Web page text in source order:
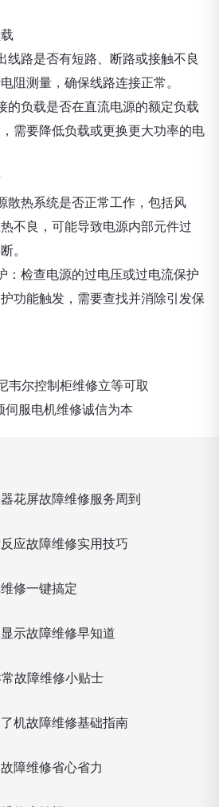
线路是否有短路、断路或接触不良
阻测量，确保线路连接正常。
的负载是否在直流电源的额定负载
需要降低负载或更换更大功率的电
散热系统是否正常工作，包括风
不良，可能导致电源内部元件过
。
：检查电源的过电压或过电流保护
功能触发，需要查找并消除引发保
韦尔控制柜维修立等可取
服电机维修诚信为本
花屏故障维修服务周到
应故障维修实用技巧
修一键搞定
示故障维修早知道
故障维修小贴士
机故障维修基础指南
障维修省心省力